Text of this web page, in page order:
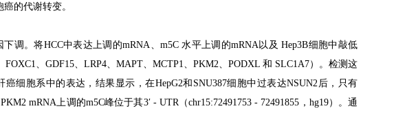
的代谢转变。
下调。将HCC中表达上调的mRNA、 m5C水平上调的mRNA以及 Hep3B细胞中敲低
FOXC1、 GDF15、 LRP4、 MAPT、 MCTP1、 PKM2、 PODXL 和 SLC1A7）。检测这
癌细胞系中的表达，结果显示，在HepG2和 SNU387细胞中过表达NSUN2后，只有
PKM2 mRNA上调的m5C峰位于其3′ - UTR（chr15:72491753 - 72491855 ， hg19）。通